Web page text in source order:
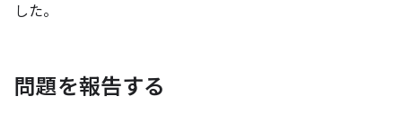
した。
問題を報告する